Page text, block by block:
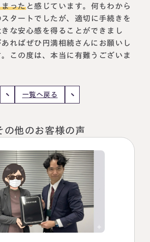
6号
大阪事務所
〒530-0017
大阪府大阪市北区角田町8番47号
阪急グランドビル20階
Access
る
まったと感じています。何もわから
タートでしたが、適切に手続きを
な安心感を得ることができまし
ればぜひ円満相続さんにお願いし
この度は、本当に有難うございま
一覧へ戻る
の他のお客様の声